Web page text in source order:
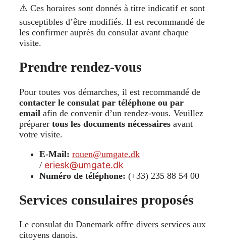
⚠️ Ces horaires sont donnés à titre indicatif et sont
susceptibles d’être modifiés. Il est recommandé de
les confirmer auprès du consulat avant chaque
visite.
Prendre rendez-vous
Pour toutes vos démarches, il est recommandé de
contacter le consulat par téléphone ou par
email afin de convenir d’un rendez-vous. Veuillez
préparer tous les documents nécessaires avant
votre visite.
E-Mail: rouen@umgate.dk
/ eriesk@umgate.dk
Numéro de téléphone: (+33) 235 88 54 00
Services consulaires proposés
Le consulat du Danemark offre divers services aux
citoyens danois.